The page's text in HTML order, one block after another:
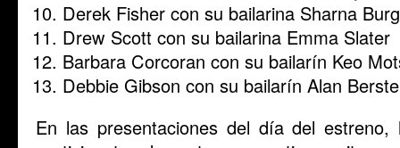
Derek Fisher con su bailarina Sharna
Drew Scott con su bailarina Emma Slater
Barbara Corcoran con su bailarín Keo
Debbie Gibson con su bailarín Alan
En las presentaciones del día del estreno,